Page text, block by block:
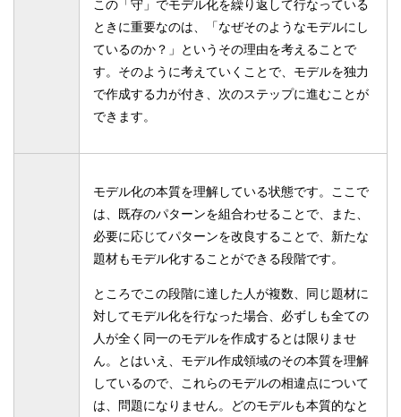
この「守」でモデル化を繰り返して行なっている
ときに重要なのは、「なぜそのようなモデルにし
ているのか？」というその理由を考えることで
す。そのように考えていくことで、モデルを独力
で作成する力が付き、次のステップに進むことが
できます。
モデル化の本質を理解している状態です。ここで
は、既存のパターンを組合わせることで、また、
必要に応じてパターンを改良することで、新たな
題材もモデル化することができる段階です。
ところでこの段階に達した人が複数、同じ題材に
対してモデル化を行なった場合、必ずしも全ての
人が全く同一のモデルを作成するとは限りませ
ん。とはいえ、モデル作成領域のその本質を理解
しているので、これらのモデルの相違点について
は、問題になりません。どのモデルも本質的なと